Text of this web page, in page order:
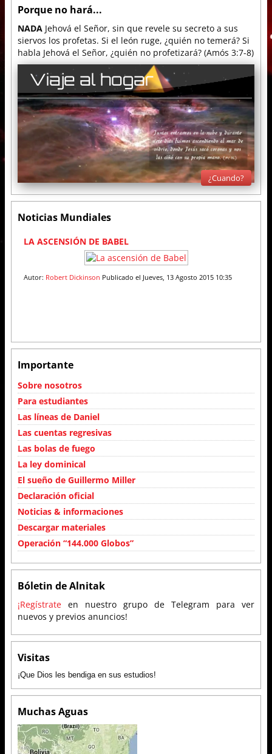
Porque no hará...
NADA Jehová el Señor, sin que revele su secreto a sus
siervos los profetas. Si el león ruge, ¿quién no temerá? Si
habla Jehová el Señor, ¿quién no profetizará? (Amós 3:7-8)
Viaje al hogar
¿Cuando?
Noticias Mundiales
LA ASCENSIÓN DE BABEL
Autor: Robert Dickinson Publicado el Jueves, 13 Agosto 2015 10:35
Importante
Sobre nosotros
Para estudiantes
Las líneas de Daniel
Las cuentas regresivas
Las bolas de fuego
La ley dominical
El sueño de Guillermo Miller
Declaración oficial
Noticias & informaciones
Descargar materiales
Operación “144.000 Globos”
Bóletin de Alnitak
¡Regístrate en nuestro grupo de Telegram para ver
nuevos y previos anuncios!
Visitas
¡Que Dios les bendiga en sus estudios!
Muchas Aguas